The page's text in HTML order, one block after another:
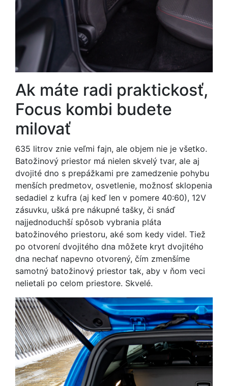
Ak máte radi praktickosť,
Focus kombi budete
milovať
635 litrov znie veľmi fajn, ale objem nie je všetko.
Batožinový priestor má nielen skvelý tvar, ale aj
dvojité dno s prepážkami pre zamedzenie pohybu
menších predmetov, osvetlenie, možnosť sklopenia
sedadiel z kufra (aj keď len v pomere 40:60), 12V
zásuvku, ušká pre nákupné tašky, či snáď
najjednoduchší spôsob vybrania pláta
batožinového priestoru, aké som kedy videl. Tiež
po otvorení dvojitého dna môžete kryt dvojitého
dna nechať napevno otvorený, čím zmenšíme
samotný batožinový priestor tak, aby v ňom veci
nelietali po celom priestore. Skvelé.